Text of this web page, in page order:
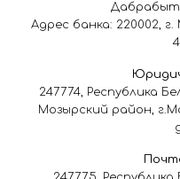
Адрес банка: 220002,
247774, Республика
Мозырский район,